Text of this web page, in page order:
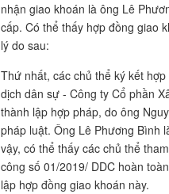
nhận giao khoán là ông Lê
cấp. Có thể thấy hợp đồng giao
lý do sau:
Thứ nhất, các chủ thể ký kết
dịch dân sự - Công ty Cổ phần
thành lập hợp pháp, do ông
pháp luật. Ông Lê Phương Bình
vậy, có thể thấy các chủ thể
công số 01/2019/ DDC hoàn
lập hợp đồng giao khoán này.